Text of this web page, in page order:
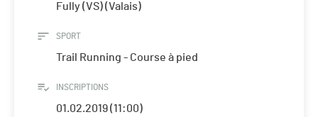
Fully (VS) (Valais)
SPORT
Trail Running - Course à pied
INSCRIPTIONS
01.02.2019 (11:00)